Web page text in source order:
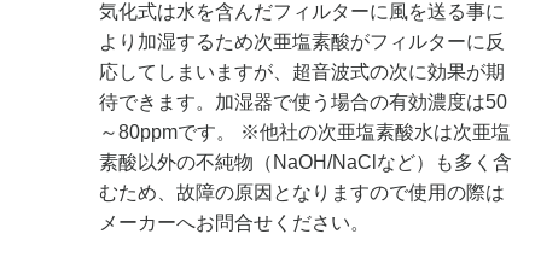
気化式は水を含んだフィルターに風を送る事に
より加湿するため次亜塩素酸がフィルターに反
応してしまいますが、超音波式の次に効果が期
待できます。加湿器で使う場合の有効濃度は50
～80ppmです。 ※他社の次亜塩素酸水は次亜塩
素酸以外の不純物（NaOH/NaClなど）も多く含
むため、故障の原因となりますので使用の際は
メーカーへお問合せください。